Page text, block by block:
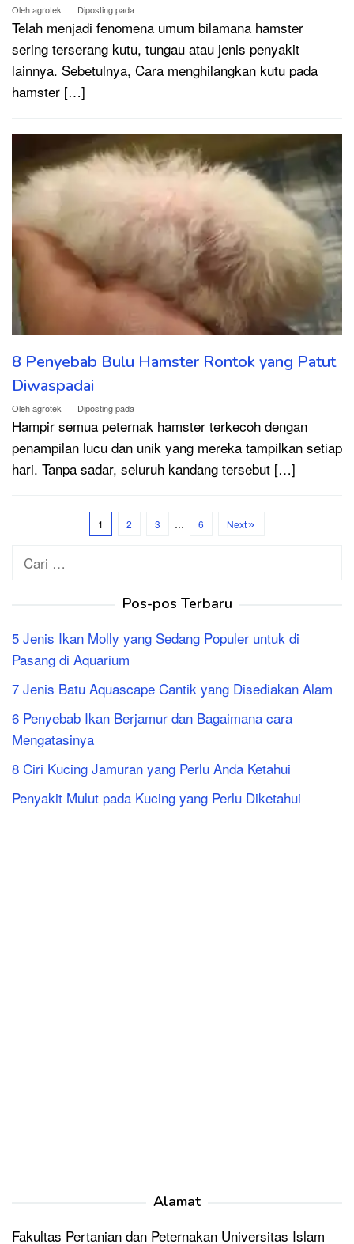
Olehagrotek Diposting pada
Telah menjadi fenomena umum bilamana hamster
sering terserang kutu, tungau atau jenis penyakit
lainnya. Sebetulnya, Cara menghilangkan kutu pada
hamster […]
8 Penyebab Bulu Hamster Rontok yang Patut
Diwaspadai
Olehagrotek Diposting pada
Hampir semua peternak hamster terkecoh dengan
penampilan lucu dan unik yang mereka tampilkan setiap
hari. Tanpa sadar, seluruh kandang tersebut […]
1 2 3 … 6 Next
Cari
Pos-pos Terbaru
5 Jenis Ikan Molly yang Sedang Populer untuk di
Pasang di Aquarium
7 Jenis Batu Aquascape Cantik yang Disediakan Alam
6 Penyebab Ikan Berjamur dan Bagaimana cara
Mengatasinya
8 Ciri Kucing Jamuran yang Perlu Anda Ketahui
Penyakit Mulut pada Kucing yang Perlu Diketahui
Alamat
Fakultas Pertanian dan Peternakan Universitas Islam